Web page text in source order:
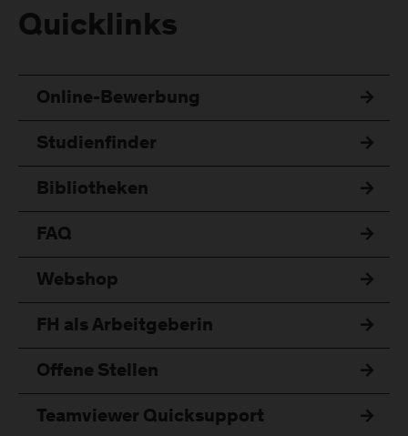
Quicklinks
Online-Bewerbung
Studienfinder
Bibliotheken
FAQ
Webshop
FH als Arbeitgeberin
Offene Stellen
Teamviewer Quicksupport